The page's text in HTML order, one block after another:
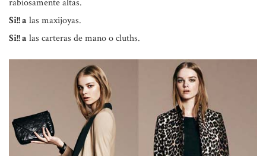
rabiosamente altas.
Si!! a las maxijoyas.
Si!! a las carteras de mano o cluths.